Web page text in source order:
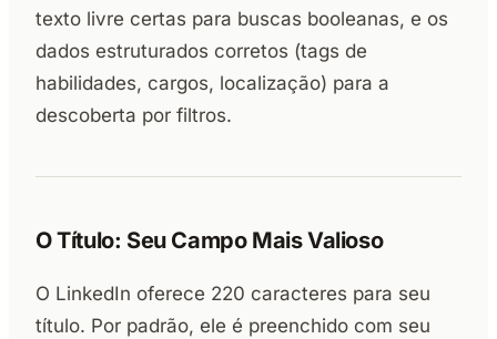
texto livre certas para buscas booleanas, e os
dados estruturados corretos (tags de
habilidades, cargos, localização) para a
descoberta por filtros.
O Título: Seu Campo Mais Valioso
O LinkedIn oferece 220 caracteres para seu
título. Por padrão, ele é preenchido com seu